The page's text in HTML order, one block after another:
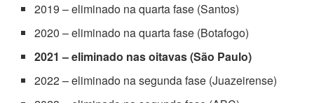
2019 – eliminado na quarta fase (Santos)
2020 – eliminado na quarta fase (Botafogo)
2021 – eliminado nas oitavas (São Paulo)
2022 – eliminado na segunda fase (Juazeirense)